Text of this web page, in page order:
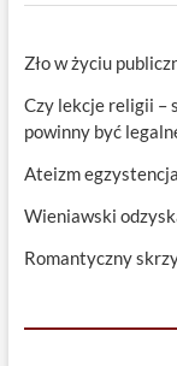
Zło w życiu
Czy lekcje religii –
powinny być
Ateizm
Wieniawski
Romantyczny